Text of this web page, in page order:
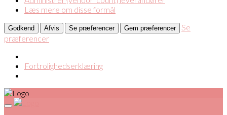
Læs mere om disse formål
Godkend Afvis Se præferencer Gem præferencer
Se
præferencer
Fortrolighedserklæring